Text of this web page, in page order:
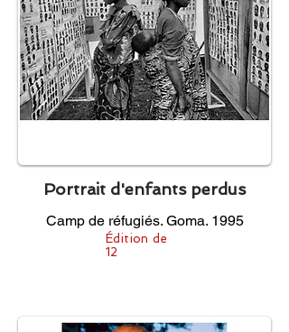
Portrait d'enfants perdus
Camp de réfugiés. Goma. 1995
Édition de
12